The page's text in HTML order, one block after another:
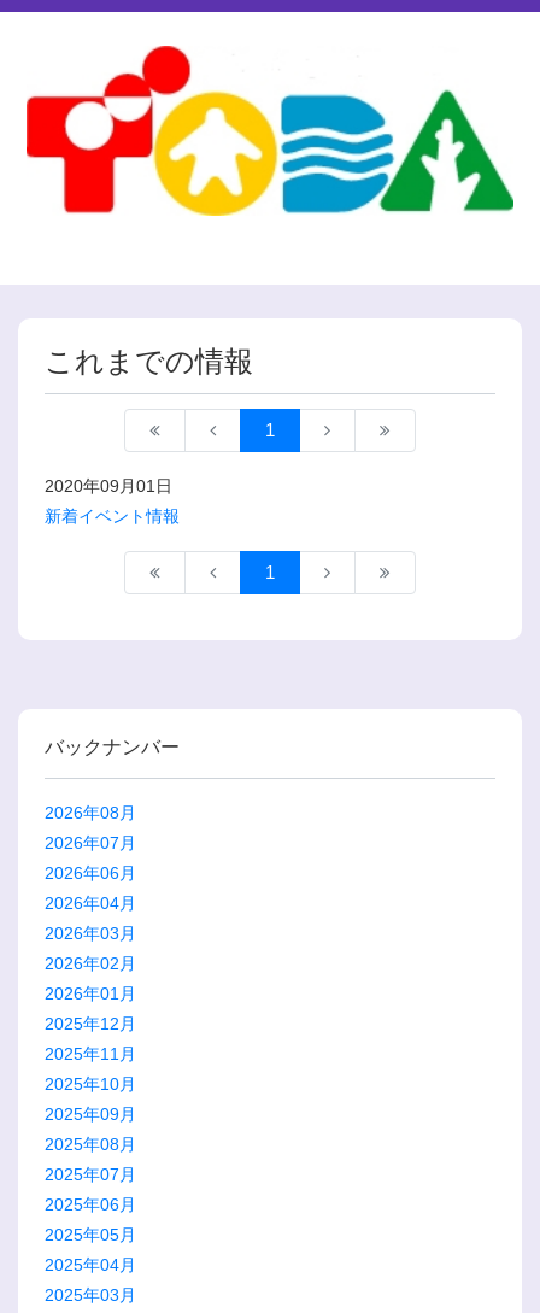
これまでの情報
1
2020年09月01日
新着イベント情報
1
バックナンバー
2026年08月
2026年07月
2026年06月
2026年04月
2026年03月
2026年02月
2026年01月
2025年12月
2025年11月
2025年10月
2025年09月
2025年08月
2025年07月
2025年06月
2025年05月
2025年04月
2025年03月